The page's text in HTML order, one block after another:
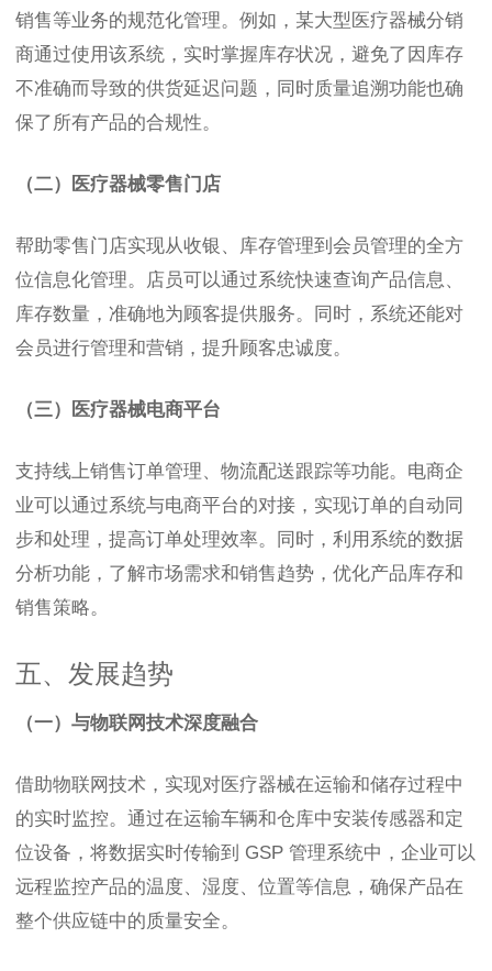
销售等业务的规范化管理。例如，某大型医疗器械分销
商通过使用该系统，实时掌握库存状况，避免了因库存
不准确而导致的供货延迟问题，同时质量追溯功能也确
保了所有产品的合规性。
（二）医疗器械零售门店
帮助零售门店实现从收银、库存管理到会员管理的全方
位信息化管理。店员可以通过系统快速查询产品信息、
库存数量，准确地为顾客提供服务。同时，系统还能对
会员进行管理和营销，提升顾客忠诚度。
（三）医疗器械电商平台
支持线上销售订单管理、物流配送跟踪等功能。电商企
业可以通过系统与电商平台的对接，实现订单的自动同
步和处理，提高订单处理效率。同时，利用系统的数据
分析功能，了解市场需求和销售趋势，优化产品库存和
销售策略。
五、发展趋势
（一）与物联网技术深度融合
借助物联网技术，实现对医疗器械在运输和储存过程中
的实时监控。通过在运输车辆和仓库中安装传感器和定
位设备，将数据实时传输到 GSP 管理系统中，企业可以
远程监控产品的温度、湿度、位置等信息，确保产品在
整个供应链中的质量安全。